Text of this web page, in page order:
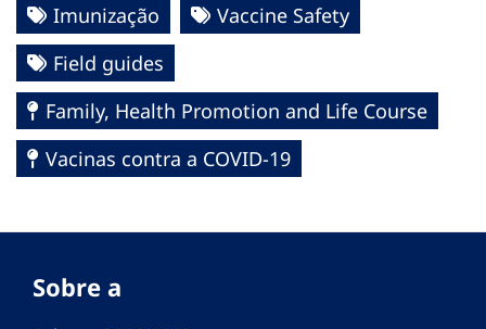
Imunização
Vaccine Safety
Field guides
Family, Health Promotion and Life Course
Vacinas contra a COVID-19
Sobre a